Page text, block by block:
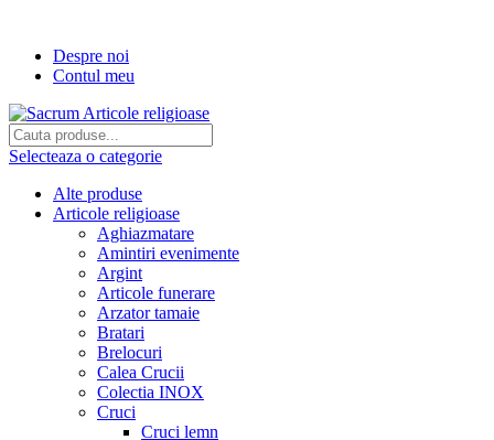
Despre noi
Contul meu
Selecteaza o categorie
Alte produse
Articole religioase
Aghiazmatare
Amintiri evenimente
Argint
Articole funerare
Arzator tamaie
Bratari
Brelocuri
Calea Crucii
Colectia INOX
Cruci
Cruci lemn